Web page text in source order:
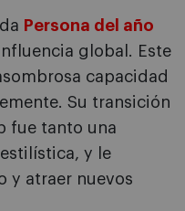
Persona del año
global. Este
capacidad
Su transición
fue tanto una
y le
y atraer nuevos